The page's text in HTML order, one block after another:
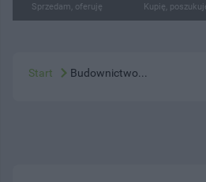
Sprzedam, oferuję Kupię,
Start Budownictwo...